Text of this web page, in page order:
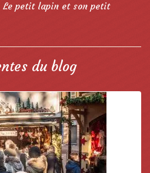
Le petit lapin et son petit
du blog